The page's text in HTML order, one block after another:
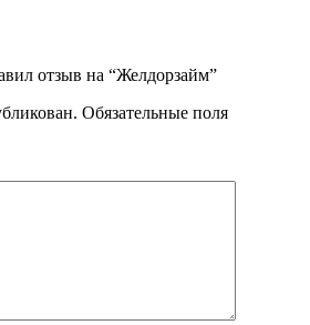
отзыв на “Желдорзайм”
Обязательные поля